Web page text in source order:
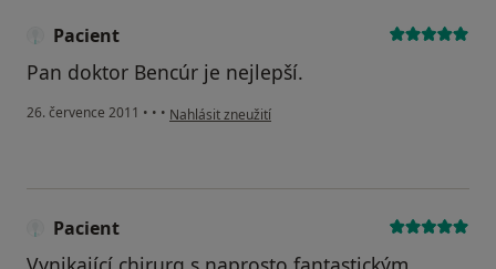
Pacient
Pan doktor Bencúr je nejlepší.
26. července 2011 • • • podle názoru uživatele Pacient
Nahlásit zneužití
Pacient